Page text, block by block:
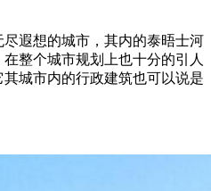
尽遐想的城市，其内的泰晤士河
整个城市规划上也十分的引人
城市内的行政建筑也可以说是